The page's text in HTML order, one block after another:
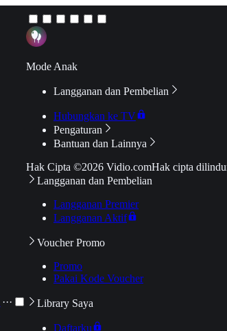
···
Mode Anak
Langganan dan Pembelian
Hubungkan ke TV
Pengaturan
Bantuan dan Lainnya
Hak Cipta ©2026 Vidio.comHak cipta
Langganan dan Pembelian
Langganan Premier
Langganan Aktif
Voucher Promo
Promo
Pakai Kode Voucher
Library Saya
Daftarku